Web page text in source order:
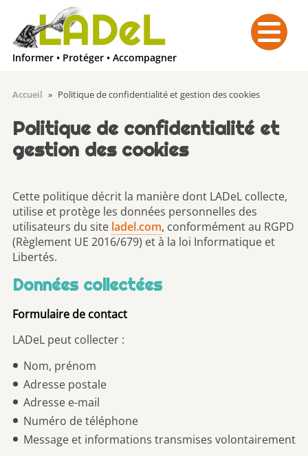
Informer • Protéger • Accompagner
Menu
Accueil » Politique de confidentialité et gestion des cookies
Politique de confidentialité et
gestion des cookies
Cette politique décrit la manière dont LADeL collecte,
utilise et protège les données personnelles des
utilisateurs du site ladel.com, conformément au RGPD
(Règlement UE 2016/679) et à la loi Informatique et
Libertés.
Données collectées
Formulaire de contact
LADeL peut collecter :
Nom, prénom
Adresse postale
Adresse e-mail
Numéro de téléphone
Message et informations transmises volontairement